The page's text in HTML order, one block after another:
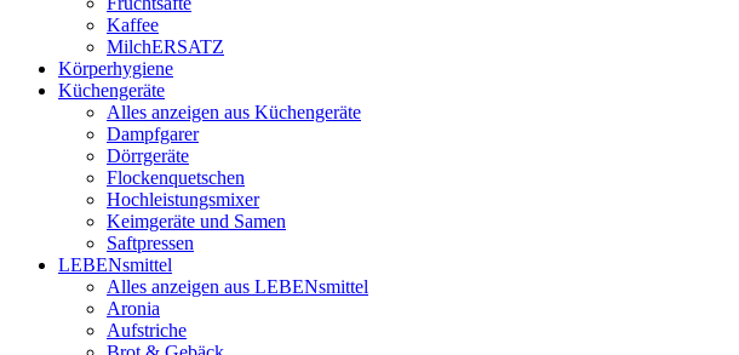
Kaffee
MilchERSATZ
Körperhygiene
Küchengeräte
Alles anzeigen aus Küchengeräte
Dampfgarer
Dörrgeräte
Flockenquetschen
Hochleistungsmixer
Keimgeräte und Samen
Saftpressen
LEBENsmittel
Alles anzeigen aus LEBENsmittel
Aronia
Aufstriche